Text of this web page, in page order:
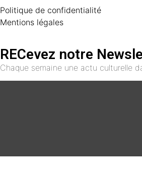
Politique de confidentialité
Mentions légales
RECevez notre
Chaque semaine une actu culturelle